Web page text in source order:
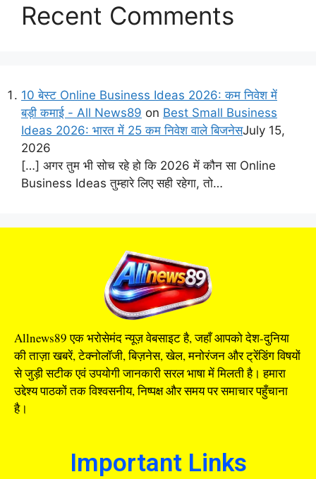
Recent Comments
10 बेस्ट Online Business Ideas 2026: कम निवेश में
बड़ी कमाई - All News89 on Best Small Business
Ideas 2026: भारत में 25 कम निवेश वाले बिजनेसJuly 15,
2026
[…] अगर तुम भी सोच रहे हो कि 2026 में कौन सा Online
Business Ideas तुम्हारे लिए सही रहेगा, तो…
Allnews89 एक भरोसेमंद न्यूज़ वेबसाइट है, जहाँ आपको देश-दुनिया
की ताज़ा खबरें, टेक्नोलॉजी, बिज़नेस, खेल, मनोरंजन और ट्रेंडिंग विषयों
से जुड़ी सटीक एवं उपयोगी जानकारी सरल भाषा में मिलती है। हमारा
उद्देश्य पाठकों तक विश्वसनीय, निष्पक्ष और समय पर समाचार पहुँचाना
है।
Important Links